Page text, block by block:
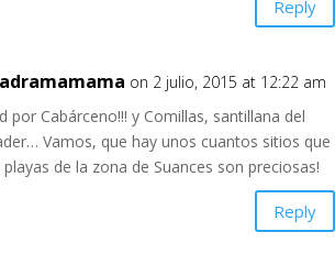
Reply
on 2 julio, 2015 at 12:22 am
por Cabárceno!!! y Comillas, santillana del
Vamos, que hay unos cuantos sitios que
de la zona de Suances son preciosas!
Reply